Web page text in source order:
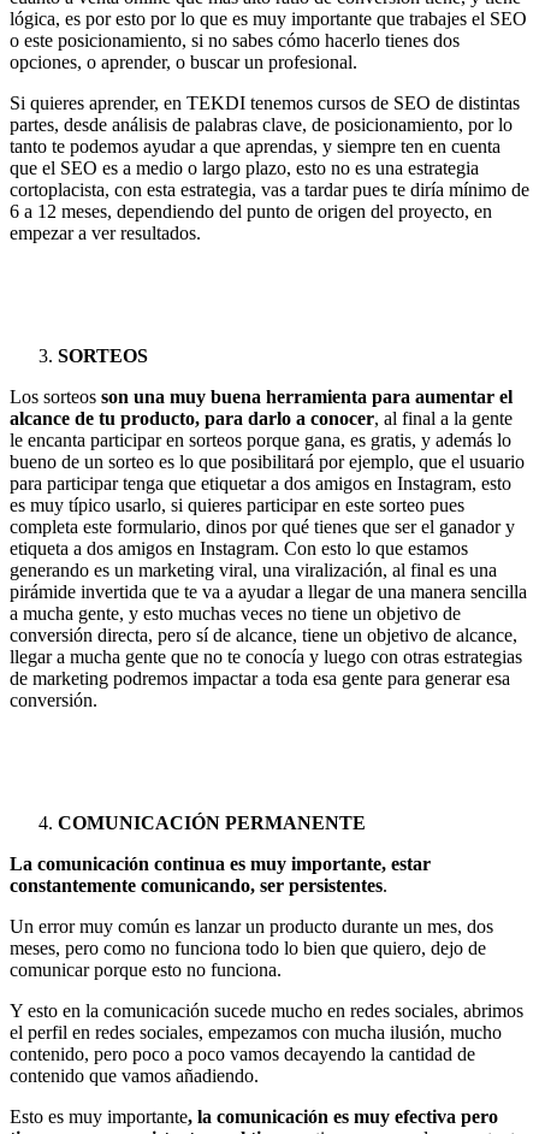
lógica, es por esto por lo que es muy importante que trabajes el SEO
o este posicionamiento, si no sabes cómo hacerlo tienes dos
opciones, o aprender, o buscar un profesional.
Si quieres aprender, en TEKDI tenemos cursos de SEO de distintas
partes, desde análisis de palabras clave, de posicionamiento, por lo
tanto te podemos ayudar a que aprendas, y siempre ten en cuenta
que el SEO es a medio o largo plazo, esto no es una estrategia
cortoplacista, con esta estrategia, vas a tardar pues te diría mínimo de
6 a 12 meses, dependiendo del punto de origen del proyecto, en
empezar a ver resultados.
SORTEOS
Los sorteos son una muy buena herramienta para aumentar el
alcance de tu producto, para darlo a conocer, al final a la gente
le encanta participar en sorteos porque gana, es gratis, y además lo
bueno de un sorteo es lo que posibilitará por ejemplo, que el usuario
para participar tenga que etiquetar a dos amigos en Instagram, esto
es muy típico usarlo, si quieres participar en este sorteo pues
completa este formulario, dinos por qué tienes que ser el ganador y
etiqueta a dos amigos en Instagram. Con esto lo que estamos
generando es un marketing viral, una viralización, al final es una
pirámide invertida que te va a ayudar a llegar de una manera sencilla
a mucha gente, y esto muchas veces no tiene un objetivo de
conversión directa, pero sí de alcance, tiene un objetivo de alcance,
llegar a mucha gente que no te conocía y luego con otras estrategias
de marketing podremos impactar a toda esa gente para generar esa
conversión.
COMUNICACIÓN PERMANENTE
La comunicación continua es muy importante, estar
constantemente comunicando, ser persistentes.
Un error muy común es lanzar un producto durante un mes, dos
meses, pero como no funciona todo lo bien que quiero, dejo de
comunicar porque esto no funciona.
Y esto en la comunicación sucede mucho en redes sociales, abrimos
el perfil en redes sociales, empezamos con mucha ilusión, mucho
contenido, pero poco a poco vamos decayendo la cantidad de
contenido que vamos añadiendo.
Esto es muy importante, la comunicación es muy efectiva pero